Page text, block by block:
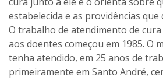
estabelecida e as providências que
O trabalho de atendimento de
aos doentes começou em 1985. O
tenha atendido, em 25 anos de
primeiramente em Santo André,